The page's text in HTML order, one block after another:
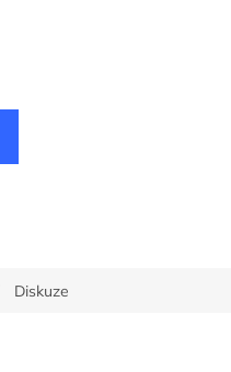
Diskuze